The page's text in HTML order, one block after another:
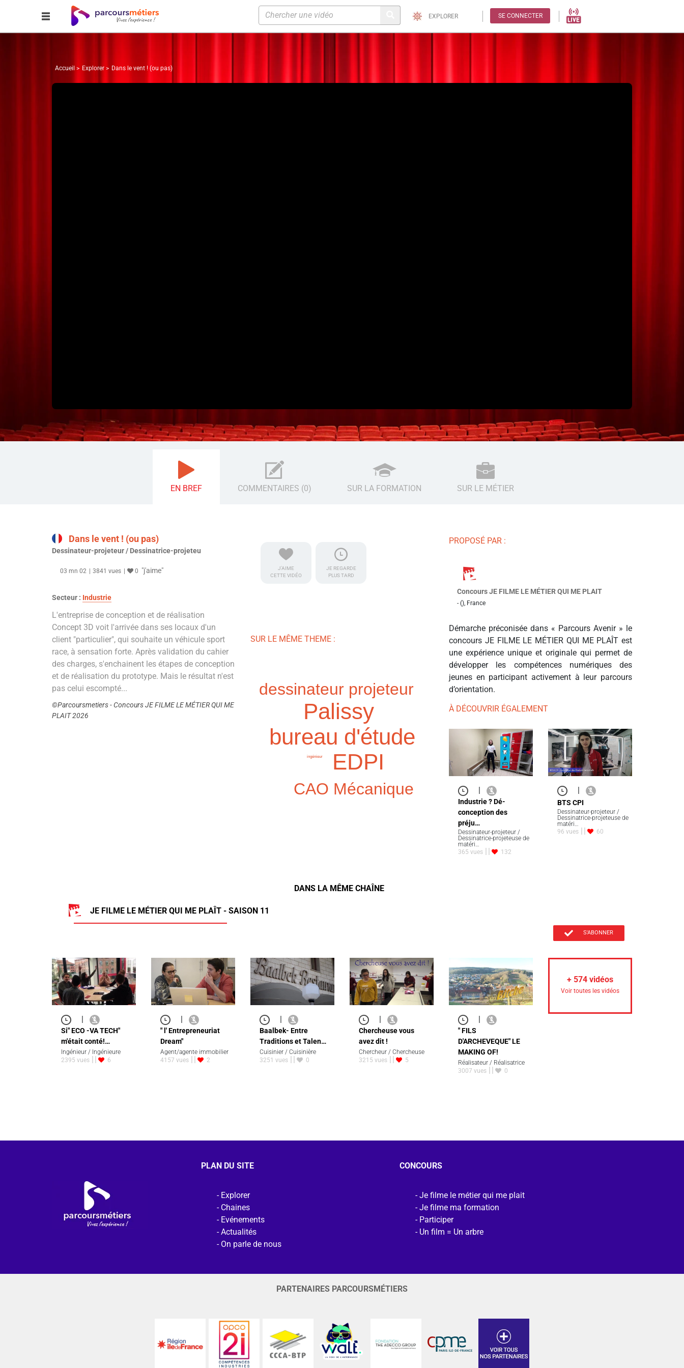
EXPLORER SE CONNECTER
Accueil Explorer Dans le vent ! (ou pas)
EN BREF COMMENTAIRES (0) SUR LA FORMATION SUR LE MÉTIER
Dans le vent ! (ou pas)
Dessinateur-projeteur / Dessinatrice-projeteu
03 mn 02 3841 vues 0 "j'aime"
Secteur : Industrie
L'entreprise de conception et de réalisation
Concept 3D voit l'arrivée dans ses locaux d'un
client "particulier", qui souhaite un véhicule sport
race, à sensation forte. Après validation du cahier
des charges, s'enchainent les étapes de conception
et de réalisation du prototype. Mais le résultat n'est
pas celui escompté...
©Parcoursmetiers - Concours JE FILME LE MÉTIER QUI ME
PLAIT 2026
J'AIME
CETTE VIDÉO
JE REGARDE
PLUS TARD
SUR LE MÊME THEME :
bureau d'étude
Palissy
EDPI
dessinateur projeteur
CAO Mécanique
ingénieur
PROPOSÉ PAR :
Concours JE FILME LE MÉTIER QUI ME PLAIT
- (), France
Démarche préconisée dans « Parcours Avenir » le
concours JE FILME LE MÉTIER QUI ME PLAÎT est
une expérience unique et originale qui permet de
développer les compétences numériques des
jeunes en participant activement à leur parcours
d’orientation.
À DÉCOUVRIR ÉGALEMENT
Industrie ? Dé-
conception des
préju…
Dessinateur-projeteur /
Dessinatrice-projeteuse de
matéri…
365 vues
132
BTS CPI
Dessinateur-projeteur /
Dessinatrice-projeteuse de
matéri…
96 vues
60
DANS LA MÊME CHAÎNE
JE FILME LE MÉTIER QUI ME PLAÎT - SAISON 11
S'ABONNER
Si" ECO -VA TECH"
m'était conté!…
Ingénieur / Ingénieure
2395 vues
6
" l' Entrepreneuriat
Dream"
Agent/agente immobilier
4157 vues
2
Baalbek- Entre
Traditions et Talen…
Cuisinier / Cuisinière
3251 vues
0
Chercheuse vous
avez dit !
Chercheur / Chercheuse
3215 vues
5
" FILS
D'ARCHEVEQUE" LE
MAKING OF!
Réalisateur / Réalisatrice
3007 vues
0
+ 574 vidéos
Voir toutes les vidéos
PLAN DU SITE
Explorer
Chaines
Evénements
Actualités
On parle de nous
CONCOURS
Je filme le métier qui me plait
Je filme ma formation
Participer
Un film = Un arbre
PARTENAIRES PARCOURSMÉTIERS